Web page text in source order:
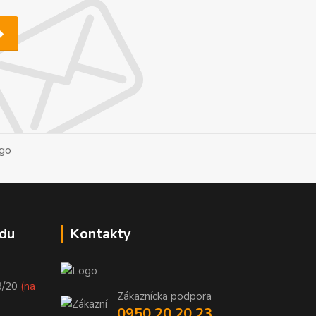
20 (na
Kontakty
Zákaznícka podpora